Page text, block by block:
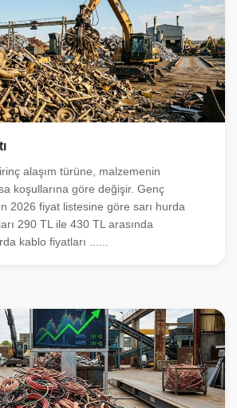
alaşım türüne, malzemenin
koşullarına göre değişir. Genç
2026 fiyat listesine göre sarı hurda
290 TL ile 430 TL arasında
kablo fiyatları ......